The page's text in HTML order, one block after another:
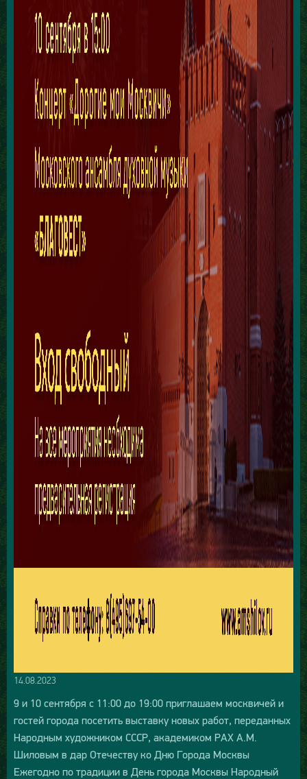
14.08.2023
9 и 10 сентября с 11:00 до 19:00 приглашаем москвичей и
гостей города посетить выставку новых работ, переданных
Народным художником СССР, академиком РАХ А.М.
Шиловым в дар Отечеству ко Дню Города Москвы
Ежегодно по традиции в День города Москвы Народный